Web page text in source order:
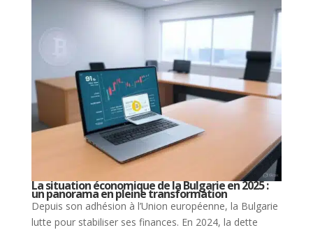
La situation économique de la Bulgarie en 2025 :
un panorama en pleine transformation
Depuis son adhésion à l’Union européenne, la Bulgarie
lutte pour stabiliser ses finances. En 2024, la dette